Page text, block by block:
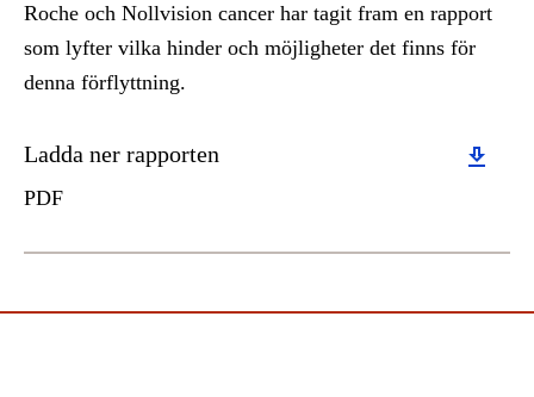
Roche och Nollvision cancer har tagit fram en rapport
som lyfter vilka hinder och möjligheter det finns för
denna förflyttning.
Download
Ladda ner rapporten
PDF